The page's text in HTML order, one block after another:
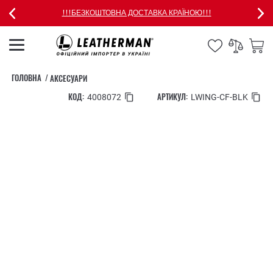
!!!БЕЗКОШТОВНА ДОСТАВКА КРАЇНОЮ!!!
ГОЛОВНА
АКСЕСУАРИ
КОД: 4008072 АРТИКУЛ: LWING-CF-BLK